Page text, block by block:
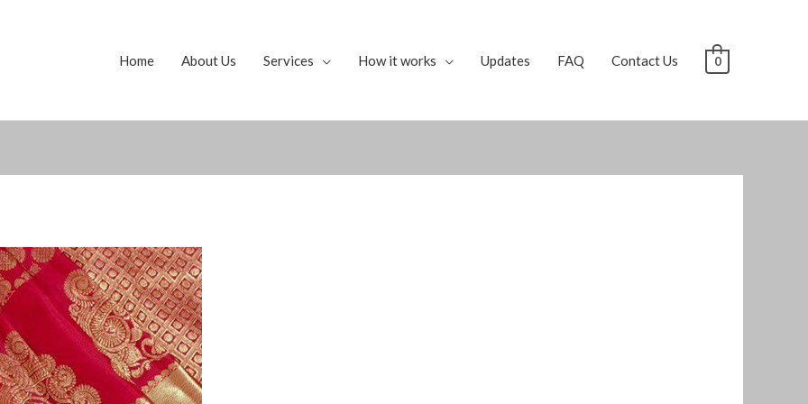
Home About Us Services How it works Updates FAQ Contact Us 0